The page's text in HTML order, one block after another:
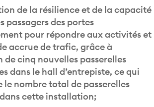
de la résilience et de la capacité
passagers des portes
pour répondre aux activités et
accrue de trafic, grâce à
de cinq nouvelles passerelles
dans le hall d’entrepiste, ce qui
le nombre total de passerelles
cette installation;